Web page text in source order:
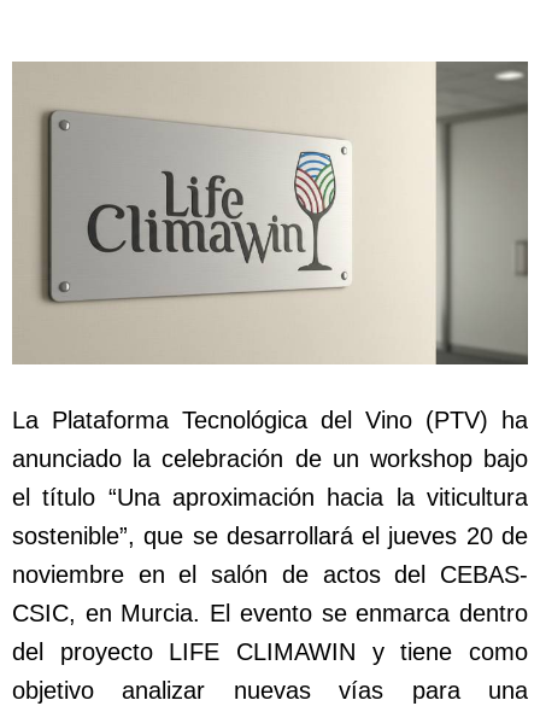
La Plataforma Tecnológica del Vino (PTV) ha
anunciado la celebración de un workshop bajo
el título “Una aproximación hacia la viticultura
sostenible”, que se desarrollará el jueves 20 de
noviembre en el salón de actos del CEBAS-
CSIC, en Murcia. El evento se enmarca dentro
del proyecto LIFE CLIMAWIN y tiene como
objetivo analizar nuevas vías para una